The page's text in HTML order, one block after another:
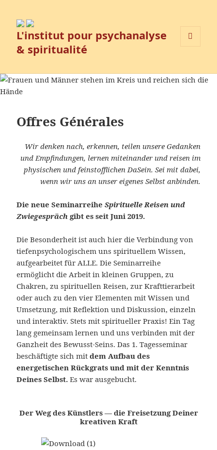
L'institut pour psychanalyse
& spiritualité
Offres Générales
Wir denken nach, erkennen, teilen unsere Gedanken
und Empfindungen, lernen miteinander und reisen im
physischen und feinstofflichen DaSein. Sei mit dabei,
wenn wir uns an unser eigenes Selbst anbinden.
Die neue SeminarreiheSpirituelle Reisen und
Zwiegespräch gibt es seit Juni 2019.
Die Besonderheit ist auch hier die Verbindung von
tiefenpsychologischem uns spirituellem Wissen,
aufgearbeitet für ALLE. Die Seminarreihe
ermöglicht die Arbeit in kleinen Gruppen, zu
Chakren, zu spirituellen Reisen, zur Krafttierarbeit
oder auch zu den vier Elementen mit Wissen und
Umsetzung, mit Reflektion und Diskussion, einzeln
und interaktiv. Stets mit spiritueller Praxis! Ein Tag
lang gemeinsam lernen und uns verbinden mit der
Ganzheit des Bewusst-Seins. Das 1. Tagesseminar
beschäftigte sich mitdem Aufbau des
energetischen Rückgrats und mit der Kenntnis
Deines Selbst.Es war ausgebucht.
Der Weg des Künstlers — die Freisetzung Deiner
kreativen Kraft